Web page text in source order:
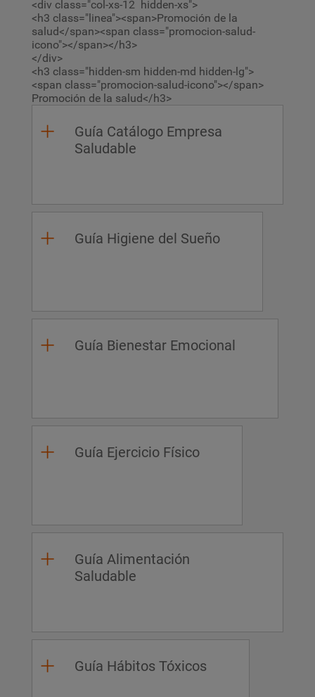
<div class="col-xs-12 hidden-xs">
<h3 class="linea"><span>Promoción de la
salud</span><span class="promocion-salud-
icono"></span></h3>
</div>
<h3 class="hidden-sm hidden-md hidden-lg">
<span class="promocion-salud-icono"></span>
Promoción de la salud</h3>
Guía Catálogo Empresa
Saludable
Guía Higiene del Sueño
Guía Bienestar Emocional
Guía Ejercicio Físico
Guía Alimentación
Saludable
Guía Hábitos Tóxicos